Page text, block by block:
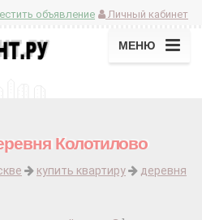
Личный кабинет
объявление
МЕНЮ
Колотилово
купить квартиру
деревня